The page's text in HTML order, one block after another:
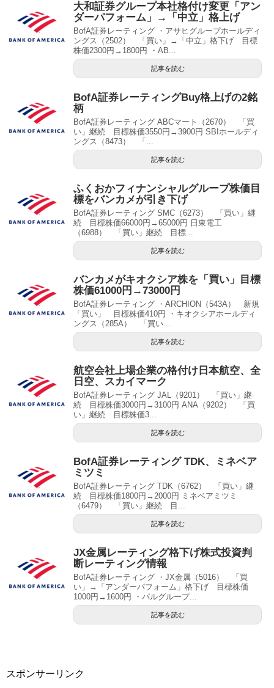
大和証券グループ本社格付け変更「アン
ダーパフォーム」→「中立」格上げ
BofA証券レーティング ・アサヒグループホールディ
ングス（2502） 「買い」→「中立」格下げ 目標
株価2300円→1800円 ・AB...
記事を読む
BofA証券レーティングBuy格上げの2銘
柄
BofA証券レーティング ABCマート（2670） 「買
い」継続 目標株価3550円→3900円 SBIホールディ
ングス（8473） 「...
記事を読む
ふくおかフィナンシャルグループ株価目
標をバンカメが引き下げ
BofA証券レーティング SMC（6273） 「買い」継
続 目標株価66000円→65000円 日東電工
（6988） 「買い」継続 目標...
記事を読む
バンカメがキオクシア株を「買い」目標
株価61000円→73000円
BofA証券レーティング ・ARCHION（543A） 新規
「買い」 目標株価410円 ・キオクシアホールディ
ングス（285A） 「買い...
記事を読む
航空会社上場企業の格付け日本航空、全
日空、スカイマーク
BofA証券レーティング JAL（9201） 「買い」継
続 目標株価3000円→3100円 ANA（9202） 「買
い」継続 目標株価3...
記事を読む
BofA証券レーティング TDK、ミネベア
ミツミ
BofA証券レーティング TDK（6762） 「買い」継
続 目標株価1800円→2000円 ミネベアミツミ
（6479） 「買い」継続 目...
記事を読む
JX金属レーティング格下げ株式投資判
断レーティング情報
BofA証券レーティング ・JX金属（5016） 「買
い」→「アンダーパフォーム」格下げ 目標株価
1000円→1600円 ・パルグループ...
記事を読む
スポンサーリンク